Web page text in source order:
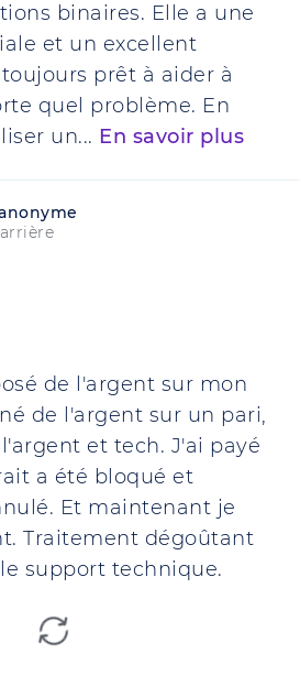
binaires. Elle a une
et un excellent
prêt à aider à
quel problème. En
un... En savoir plus
de l'argent sur mon
de l'argent sur un pari,
et tech. J'ai payé
a été bloqué et
Et maintenant je
Traitement dégoûtant
support technique.